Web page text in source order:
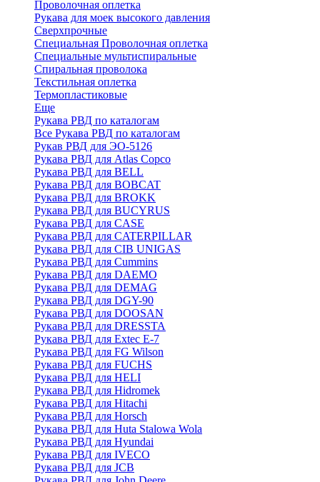
Проволочная оплетка
Рукава для моек высокого давления
Сверхпрочные
Специальная Проволочная оплетка
Специальные мультиспиральные
Спиральная проволока
Текстильная оплетка
Термопластиковые
Еще
Рукава РВД по каталогам
Все Рукава РВД по каталогам
Рукав РВД для ЭО-5126
Рукава РВД для Atlas Copco
Рукава РВД для BELL
Рукава РВД для BOBCAT
Рукава РВД для BROKK
Рукава РВД для BUCYRUS
Рукава РВД для CASE
Рукава РВД для CATERPILLAR
Рукава РВД для CIB UNIGAS
Рукава РВД для Cummins
Рукава РВД для DAEMO
Рукава РВД для DEMAG
Рукава РВД для DGY-90
Рукава РВД для DOOSAN
Рукава РВД для DRESSTA
Рукава РВД для Extec E-7
Рукава РВД для FG Wilson
Рукава РВД для FUCHS
Рукава РВД для HELI
Рукава РВД для Hidromek
Рукава РВД для Hitachi
Рукава РВД для Horsch
Рукава РВД для Huta Stalowa Wola
Рукава РВД для Hyundai
Рукава РВД для IVECO
Рукава РВД для JCB